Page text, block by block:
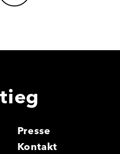
Presse
Kontakt